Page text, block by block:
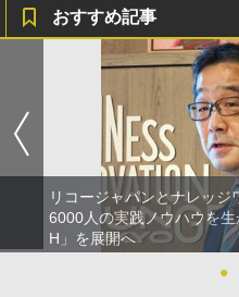
おすすめ記事
リコージャパンとナレッ
6000人の実践ノウハウを
H」を展開へ
●